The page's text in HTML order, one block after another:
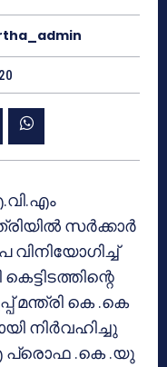
സർക്കാർ
വിനിയോഗിച്ച്
കെ .കെ
നിർവഹിച്ചു
പ്രൊഫ .കെ .യു